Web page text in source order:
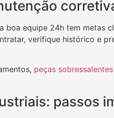
boa equipe 24h tem
verifique histórico e
peças sobressalentes
passos